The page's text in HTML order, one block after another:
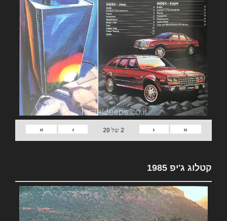
«
‹
2של20
›
»
קטלוג ג'יפ 1985